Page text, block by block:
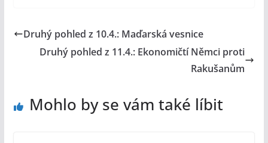
Druhý pohled z 10.4.: Maďarská vesnice
Druhý pohled z 11.4.: Ekonomičtí Němci proti
Rakušanům
Mohlo by se vám také líbit